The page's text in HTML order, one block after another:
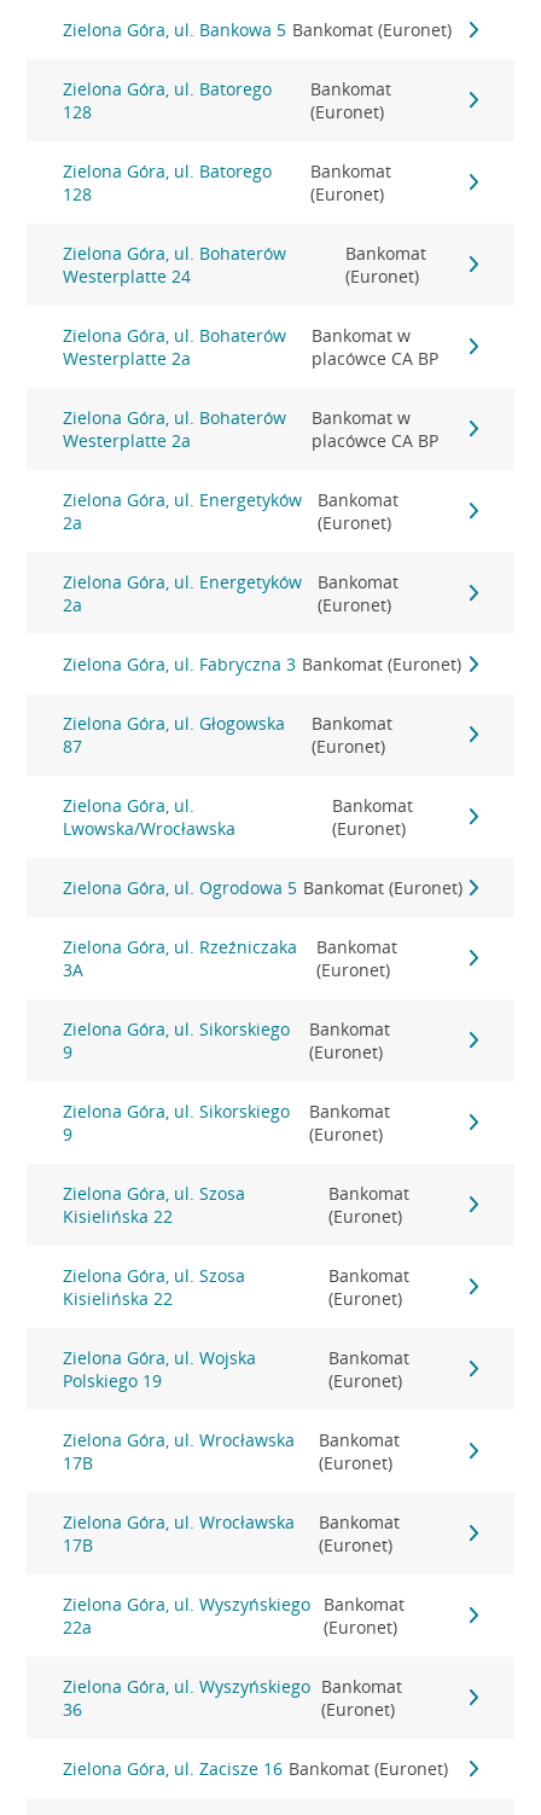
Zielona Góra, ul. Bankowa 5 Bankomat (Euronet)
Zielona Góra, ul. Batorego
128
Bankomat
(Euronet)
Zielona Góra, ul. Batorego
128
Bankomat
(Euronet)
Zielona Góra, ul. Bohaterów
Westerplatte 24
Bankomat
(Euronet)
Zielona Góra, ul. Bohaterów
Westerplatte 2a
Bankomat w
placówce CA BP
Zielona Góra, ul. Bohaterów
Westerplatte 2a
Bankomat w
placówce CA BP
Zielona Góra, ul. Energetyków
2a
Bankomat
(Euronet)
Zielona Góra, ul. Energetyków
2a
Bankomat
(Euronet)
Zielona Góra, ul. Fabryczna 3 Bankomat (Euronet)
Zielona Góra, ul. Głogowska
87
Bankomat
(Euronet)
Zielona Góra, ul.
Lwowska/Wrocławska
Bankomat
(Euronet)
Zielona Góra, ul. Ogrodowa 5 Bankomat (Euronet)
Zielona Góra, ul. Rzeźniczaka
3A
Bankomat
(Euronet)
Zielona Góra, ul. Sikorskiego
9
Bankomat
(Euronet)
Zielona Góra, ul. Sikorskiego
9
Bankomat
(Euronet)
Zielona Góra, ul. Szosa
Kisielińska 22
Bankomat
(Euronet)
Zielona Góra, ul. Szosa
Kisielińska 22
Bankomat
(Euronet)
Zielona Góra, ul. Wojska
Polskiego 19
Bankomat
(Euronet)
Zielona Góra, ul. Wrocławska
17B
Bankomat
(Euronet)
Zielona Góra, ul. Wrocławska
17B
Bankomat
(Euronet)
Zielona Góra, ul. Wyszyńskiego
22a
Bankomat
(Euronet)
Zielona Góra, ul. Wyszyńskiego
36
Bankomat
(Euronet)
Zielona Góra, ul. Zacisze 16 Bankomat (Euronet)